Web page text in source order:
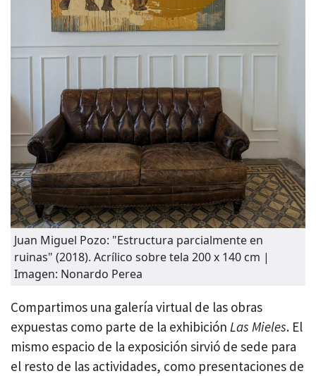
Juan Miguel Pozo: "Estructura parcialmente en
ruinas" (2018). Acrílico sobre tela 200 x 140 cm |
Imagen: Nonardo Perea
Compartimos una galería virtual de las obras
expuestas como parte de la exhibición Las Mieles. El
mismo espacio de la exposición sirvió de sede para
el resto de las actividades, como presentaciones de